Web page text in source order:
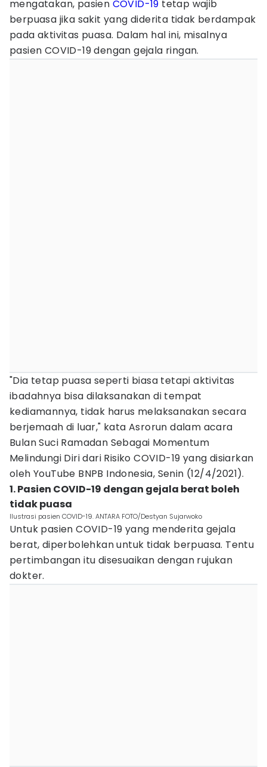
mengatakan, pasien COVID-19 tetap wajib
berpuasa jika sakit yang diderita tidak berdampak
pada aktivitas puasa. Dalam hal ini, misalnya
pasien COVID-19 dengan gejala ringan.
"Dia tetap puasa seperti biasa tetapi aktivitas
ibadahnya bisa dilaksanakan di tempat
kediamannya, tidak harus melaksanakan secara
berjemaah di luar," kata Asrorun dalam acara
Bulan Suci Ramadan Sebagai Momentum
Melindungi Diri dari Risiko COVID-19 yang disiarkan
oleh YouTube BNPB Indonesia, Senin (12/4/2021).
1. Pasien COVID-19 dengan gejala berat boleh
tidak puasa
Ilustrasi pasien COVID-19. ANTARA FOTO/Destyan Sujarwoko
Untuk pasien COVID-19 yang menderita gejala
berat, diperbolehkan untuk tidak berpuasa. Tentu
pertimbangan itu disesuaikan dengan rujukan
dokter.